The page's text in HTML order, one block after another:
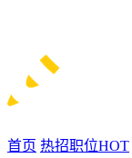
首页 热招职位HOT